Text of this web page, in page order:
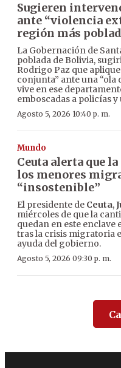
Sugieren
ante “violencia
región más
La Gobernación de
poblada de Bolivia,
Rodrigo Paz que
conjunta” ante una “ola
vive en ese
emboscadas a policías
Agosto 5, 2026 10:40 p. m.
Mundo
Ceuta alerta que
los menores
“insostenible”
El presidente de Ceuta,
miércoles de que la
quedan en este enclave
tras la crisis migratoria
ayuda del gobierno.
Agosto 5, 2026 09:30 p. m.